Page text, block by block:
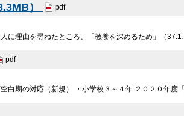
） pdf
に理由を尋ねたところ、「教養を深めるため」（
pdf
白期の対応（新規） ・小学校３～４年 ２０２０年度